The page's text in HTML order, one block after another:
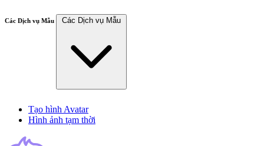
Các Dịch vụ Mẫu Các Dịch vụ Mẫu
Tạo hình Avatar
Hình ảnh tạm thời